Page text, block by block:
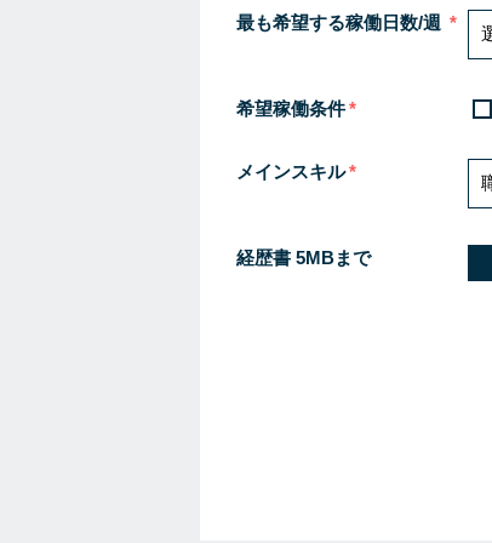
最も希望する稼働日数/週
希望稼働条件
メインスキル
経歴書 5MBまで